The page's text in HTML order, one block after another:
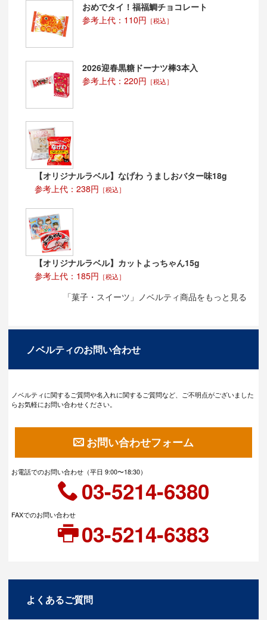
おめでタイ！福福鯛チョコレート
参考上代：110円 ［税込］
2026迎春黒糖ドーナツ棒3本入
参考上代：220円 ［税込］
【オリジナルラベル】なげわ うましおバター味18g
参考上代：238円 ［税込］
【オリジナルラベル】カットよっちゃん15g
参考上代：185円 ［税込］
「菓子・スイーツ」ノベルティ商品をもっと見る
ノベルティのお問い合わせ
ノベルティに関するご質問や名入れに関するご質問など、ご不明点がございました
らお気軽にお問い合わせください。
お問い合わせフォーム
お電話でのお問い合わせ（平日 9:00〜18:30）
03-5214-6380
FAXでのお問い合わせ
03-5214-6383
よくあるご質問